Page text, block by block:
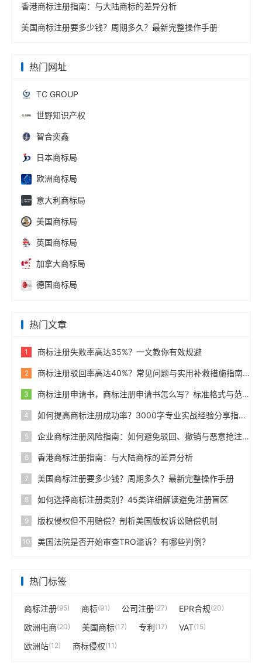
香港商标注册指南：与大陆商标的差异分析
美国商标注册要多少钱？周期多久？最新完整操作手册
热门网址
TC GROUP
世野知识产权
智合奕鑫
日本商标局
欧洲商标局
意大利商标局
美国商标局
英国商标局
加拿大商标局
德国商标局
热门文章
1 商标注册失败率高达35%？一文教你有效规避
2 商标注册驳回率高达40%？常见问题与实用补救措施指南
3 商标注册申请书，商标注册申请书怎么写？标准格式与范例
4 如何提高商标注册成功率？3000字专业实战经验分享指南
5 企业商标注册风险指南：如何避免驳回、撤销与恶意抢注
6 香港商标注册指南：与大陆商标的差异分析
7 美国商标注册要多少钱？周期多久？最新完整操作手册
8 如何选择商标注册类别？45类详细解读避免注册盲区
9 版权侵权但不用赔偿？剖析美国版权诉讼赔偿机制
10 美国法院是否开始审查TRO滥诉？有哪些判例？
热门标签
商标注册(95) 商标(91) 公司注册(27) EPR合规(20)
欧洲电商(20) 美国商标(17) 专利(17) VAT(15)
欧洲站(12) 商标侵权(11)